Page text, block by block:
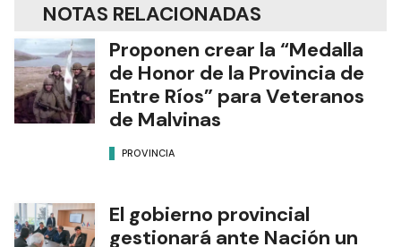
NOTAS RELACIONADAS
Proponen crear la “Medalla
de Honor de la Provincia de
Entre Ríos” para Veteranos
de Malvinas
PROVINCIA
El gobierno provincial
gestionará ante Nación un